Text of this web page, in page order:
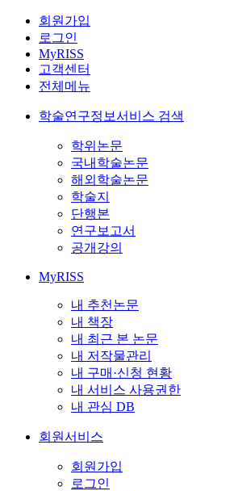
회원가입
로그인
MyRISS
고객센터
전체메뉴
학술연구정보서비스 검색
학위논문
국내학술논문
해외학술논문
학술지
단행본
연구보고서
공개강의
MyRISS
내 추천논문
내 책장
내 최근 본 논문
내 저작물관리
내 구매·신청 현황
내 서비스 사용권한
내 관심 DB
회원서비스
회원가입
로그인